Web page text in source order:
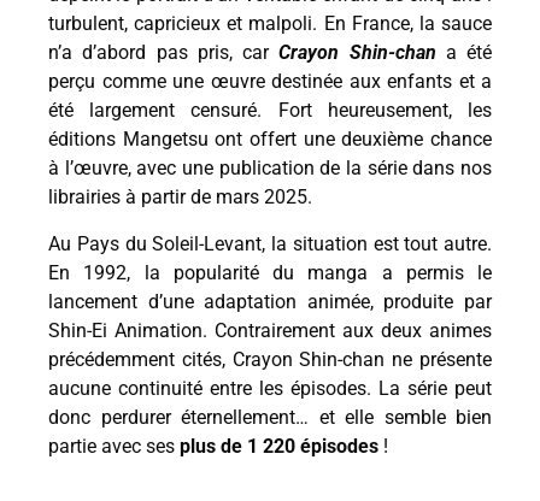
turbulent, capricieux et malpoli. En France, la sauce
n’a d’abord pas pris, carCrayon Shin-chan a été
perçu comme une œuvre destinée aux enfants et a
été largement censuré. Fort heureusement, les
éditions Mangetsu ont offert une deuxième chance
à l’œuvre, avec une publication de la série dans nos
librairies à partir de mars 2025.
Au Pays du Soleil-Levant, la situation est tout autre.
En 1992, la popularité du manga a permis le
lancement d’une adaptation animée, produite par
Shin-Ei Animation. Contrairement aux deux animes
précédemment cités, Crayon Shin-chan ne présente
aucune continuité entre les épisodes. La série peut
donc perdurer éternellement… et elle semble bien
partie avec ses plus de 1 220 épisodes !